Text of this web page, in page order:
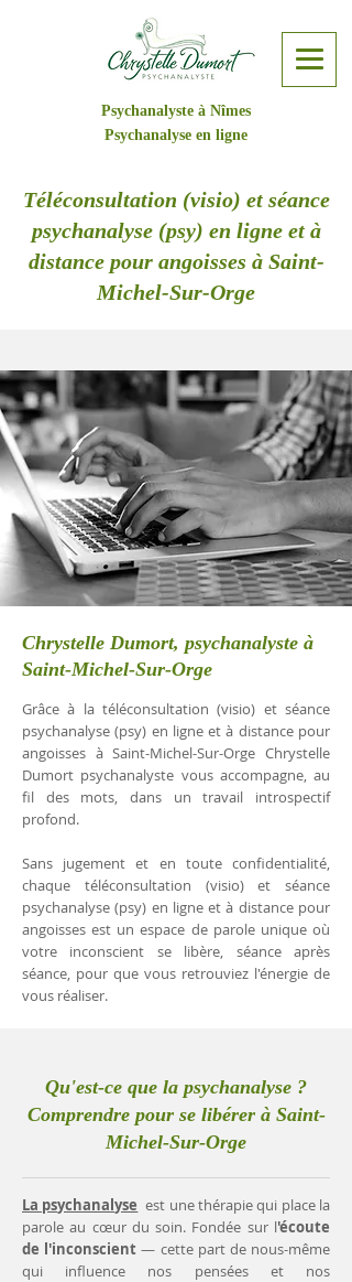
Psychanalyste à Nîmes
Psychanalyse en ligne
Téléconsultation (visio) et séance
psychanalyse (psy) en ligne et à
distance pour angoisses à Saint-
Michel-Sur-Orge
Chrystelle Dumort, psychanalyste à
Saint-Michel-Sur-Orge
Grâce à la téléconsultation (visio) et séance
psychanalyse (psy) en ligne et à distance pour
angoisses à Saint-Michel-Sur-Orge Chrystelle
Dumort psychanalyste vous accompagne, au
fil des mots, dans un travail introspectif
profond.
Sans jugement et en toute confidentialité,
chaque téléconsultation (visio) et séance
psychanalyse (psy) en ligne et à distance pour
angoisses est un espace de parole unique où
votre inconscient se libère, séance après
séance, pour que vous retrouviez l'énergie de
vous réaliser.
Qu'est-ce que la psychanalyse ?
Comprendre pour se libérer à Saint-
Michel-Sur-Orge
La psychanalyse est une thérapie qui place la
parole au cœur du soin. Fondée sur l'écoute
de l'inconscient— cette part de nous-même
qui influence nos pensées et nos